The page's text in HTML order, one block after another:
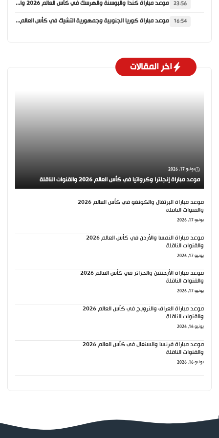
23:56 موعد مباراة كندا والبوسنة والهرسك في كأس العالم 2026 والقنوات الناقلة
16:54 موعد مباراة كوريا الجنوبية وجمهورية التشيك في كأس العالم 2026 والقنوات الناقلة
اخر المقالات
يونيو 17, 2026
موعد مباراة إنجلترا وكرواتيا في كأس العالم 2026 والقنوات الناقلة
موعد مباراة البرتغال والكونغو في كأس العالم 2026
والقنوات الناقلة
يونيو 17, 2026
موعد مباراة النمسا والأردن في كأس العالم 2026
والقنوات الناقلة
يونيو 17, 2026
موعد مباراة الأرجنتين والجزائر في كأس العالم 2026
والقنوات الناقلة
يونيو 17, 2026
موعد مباراة العراق والنرويج في كأس العالم 2026
والقنوات الناقلة
يونيو 16, 2026
موعد مباراة فرنسا والسنغال في كأس العالم 2026
والقنوات الناقلة
يونيو 16, 2026